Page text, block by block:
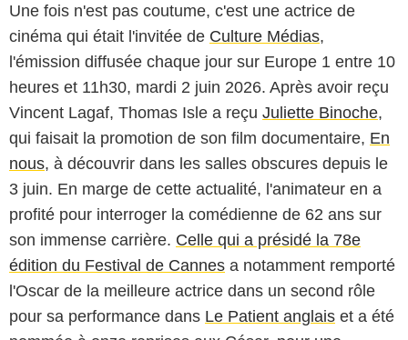
Une fois n'est pas coutume, c'est une actrice de
cinéma qui était l'invitée de Culture Médias,
l'émission diffusée chaque jour sur Europe 1 entre 10
heures et 11h30, mardi 2 juin 2026. Après avoir reçu
Vincent Lagaf, Thomas Isle a reçu Juliette Binoche,
qui faisait la promotion de son film documentaire, En
nous, à découvrir dans les salles obscures depuis le
3 juin. En marge de cette actualité, l'animateur en a
profité pour interroger la comédienne de 62 ans sur
son immense carrière. Celle qui a présidé la 78e
édition du Festival de Cannes a notamment remporté
l'Oscar de la meilleure actrice dans un second rôle
pour sa performance dans Le Patient anglais et a été